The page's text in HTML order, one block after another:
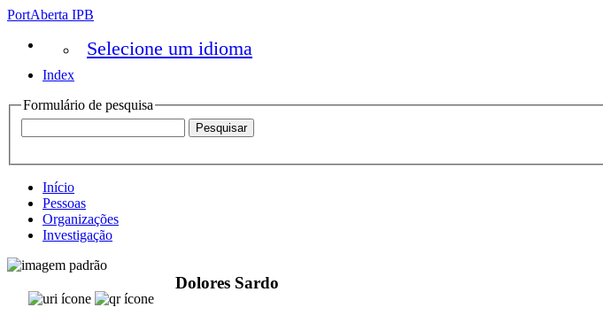
PortAberta IPB
Selecione um idioma
Index
Formulário de pesquisa
Início
Pessoas
Organizações
Investigação
Dolores Sardo